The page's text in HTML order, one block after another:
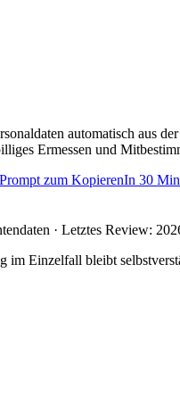
automatisch aus
Ermessen und
Prompt zum KopierenIn 30
· Letztes Review:
Einzelfall bleibt